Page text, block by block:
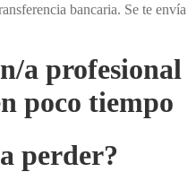
bancaria. Se te envía
a profesional
poco tiempo
perder?